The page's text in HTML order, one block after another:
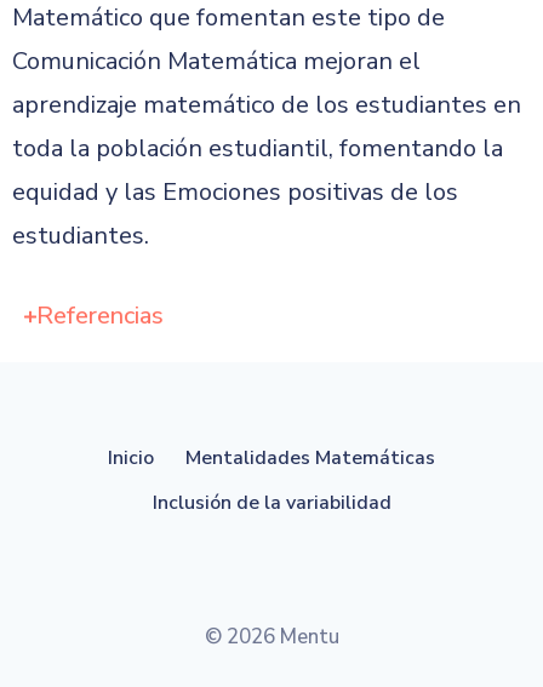
Matemático que fomentan este tipo de
Comunicación Matemática mejoran el
aprendizaje matemático de los estudiantes en
toda la población estudiantil, fomentando la
equidad y las Emociones positivas de los
estudiantes.
Referencias
Inicio
Mentalidades Matemáticas
Inclusión de la variabilidad
© 2026 Mentu